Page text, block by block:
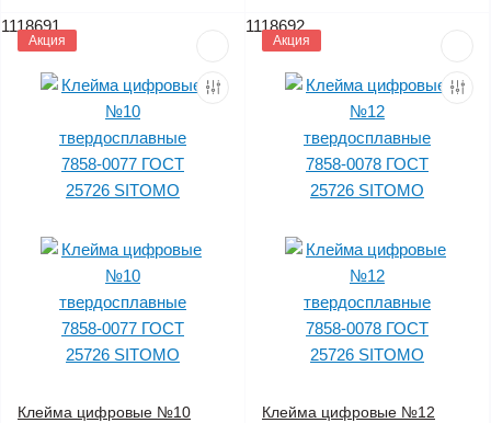
1118691
Акция
Клейма цифровые №10
1118692
Акция
Клейма цифровые №12